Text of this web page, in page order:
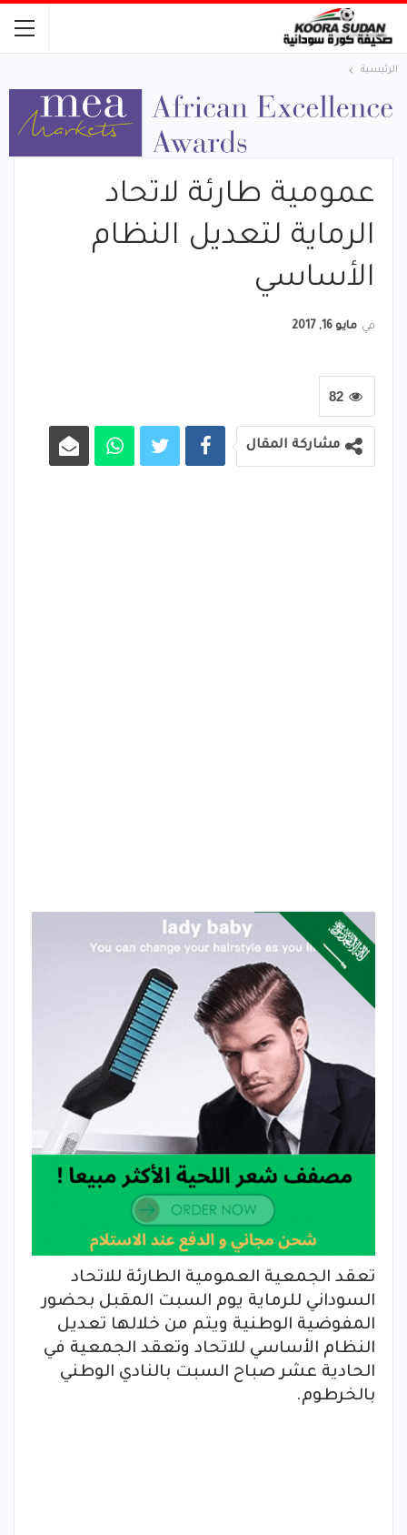
الرئيسية
عمومية طارئة لاتحاد
الرماية لتعديل النظام
الأساسي
في مايو 16, 2017
82
مشاركة المقال
تعقد الجمعية العمومية الطارئة للاتحاد
السوداني للرماية يوم السبت المقبل بحضور
المفوضية الوطنية ويتم من خلالها تعديل
النظام الأساسي للاتحاد وتعقد الجمعية في
الحادية عشر صباح السبت بالنادي الوطني
بالخرطوم.